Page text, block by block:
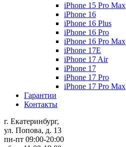
iPhone 15 Pro Max
iPhone 16
iPhone 16 Plus
iPhone 16 Pro
iPhone 16 Pro Max
iPhone 17E
iPhone 17 Air
iPhone 17
iPhone 17 Pro
iPhone 17 Pro Max
Гарантии
Контакты
г. Екатеринбург,
ул. Попова, д. 13
пн-пт 09:00-20:00